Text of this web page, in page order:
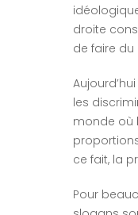
droite
de faire
les
monde où
ce fait, la
Pour